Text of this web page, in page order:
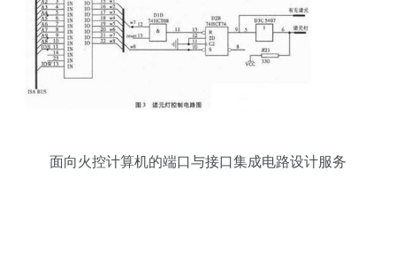
面向火控计算机的端口与接口集成电路设计服务